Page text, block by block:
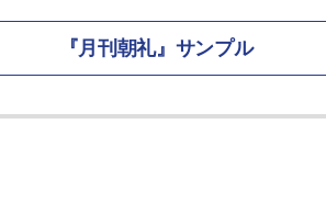
『月刊朝礼』サンプル